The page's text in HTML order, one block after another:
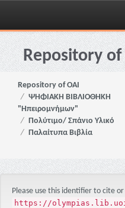
Skip
navigationRepository
Repository of OAI
ΨΗΦΙΑΚΗ ΒΙΒΛΙΟΘΗΚΗ
"Ηπειρομνήμων"
Πολύτιμο/ Σπάνιο Υλικό
Παλαίτυπα Βιβλία
Please use this identifier to cite
https://